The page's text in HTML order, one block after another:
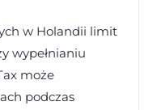
w Holandii limit
wypełnianiu
może
podczas